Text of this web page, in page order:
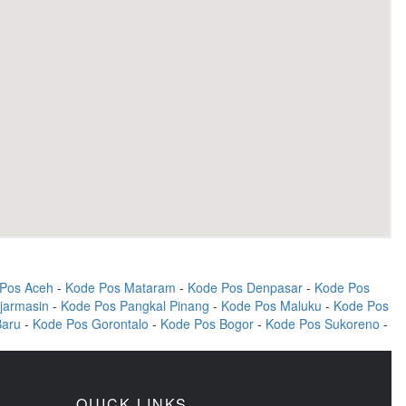
Aceh - Kode Pos Mataram - Kode Pos Denpasar - Kode Pos
- Kode Pos Pangkal Pinang - Kode Pos Maluku - Kode Pos
- Kode Pos Gorontalo - Kode Pos Bogor - Kode Pos Sukoreno -